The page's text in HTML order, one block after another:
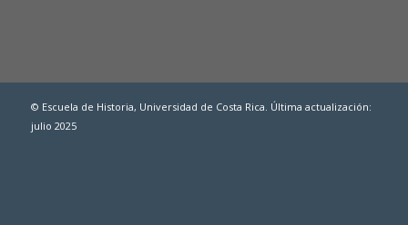
© Escuela de Historia, Universidad de Costa Rica. Última actualización:
julio 2025